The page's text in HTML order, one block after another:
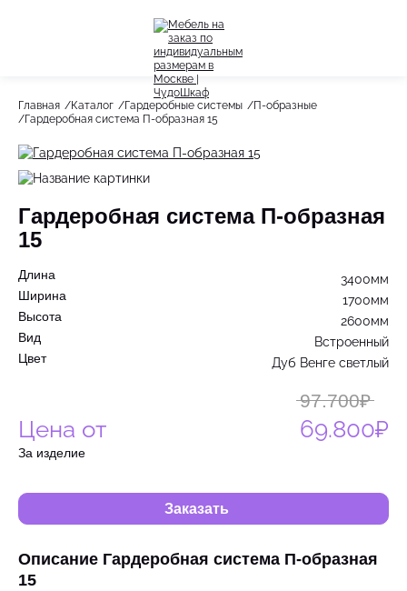
Весь раздел
Шкафы по назначению
Стеллажи
Гардеробные системы
Детское
Весь раздел
Главная Каталог Гардеробные системы
П-образные
Гардеробная система П-образная 15
Гардеробная система П-образная
15
Длина
3400мм
Ширина
1700мм
Высота
2600мм
Вид
Встроенный
Цвет
Дуб Венге светлый
Цена от
97.700₽
69.800₽
За изделие
Заказать
Описание Гардеробная система П-образная
15